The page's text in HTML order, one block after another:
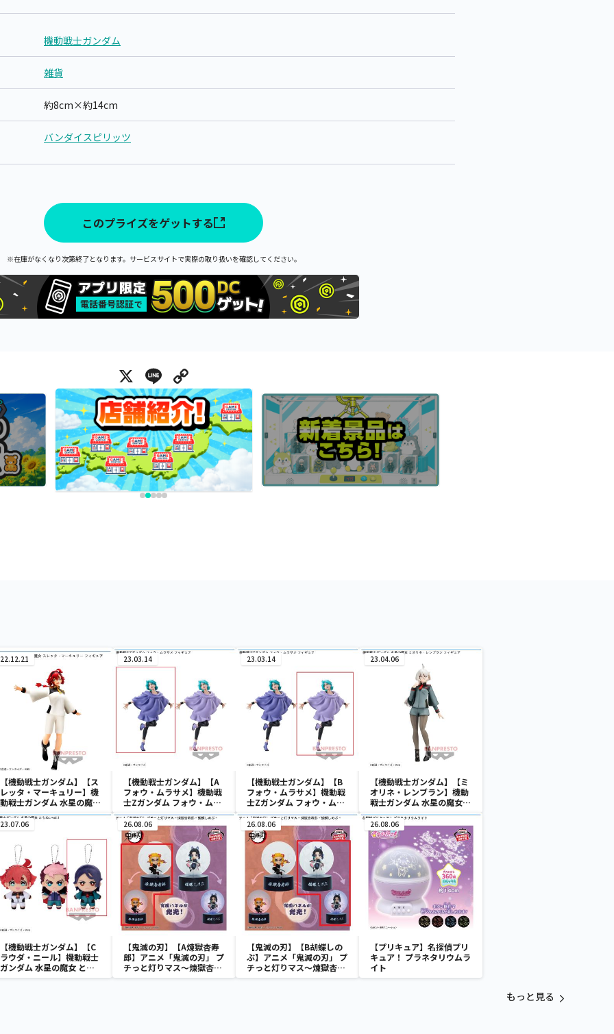
機動戦士ガンダム
雑貨
約8cm×約14cm
バンダイスピリッツ
このプライズをゲットする
※在庫がなくなり次第終了となります。サービスサイトで実際の取り扱いを確認してください。
X Line
22.12.21
【機動戦士ガンダム】【ス
レッタ・マーキュリー】機
動戦士ガンダム 水星の魔女
スレッタ・マーキュリー フ
ィギュア
23.03.14
【機動戦士ガンダム】【A
フォウ・ムラサメ】機動戦
士Zガンダム フォウ・ムラ
サメ フィギュア
23.03.14
【機動戦士ガンダム】【B
フォウ・ムラサメ】機動戦
士Zガンダム フォウ・ムラ
サメ フィギュア
23.04.06
【機動戦士ガンダム】【ミ
オリネ・レンブラン】機動
戦士ガンダム 水星の魔女
ミオリネ・レンブラン フィ
ギュア
23.07.06
【機動戦士ガンダム】【C
ラウダ・ニール】機動戦士
ガンダム 水星の魔女 とも
ぬいvol.1
26.08.06
【鬼滅の刃】【A煉獄杏寿
郎】アニメ「鬼滅の刃」 プ
チっと灯りマス～煉獄杏寿
郎・胡蝶しのぶ～
26.08.06
【鬼滅の刃】【B胡蝶しの
ぶ】アニメ「鬼滅の刃」 プ
チっと灯りマス～煉獄杏寿
郎・胡蝶しのぶ～
26.08.06
【プリキュア】名探偵プリ
キュア！ プラネタリウムラ
イト
もっと見る